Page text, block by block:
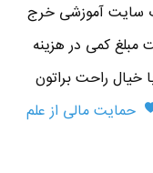
سایت آموزشی خرج
مبلغ کمی در هزینه
خیال راحت براتون
حمایت مالی از علم